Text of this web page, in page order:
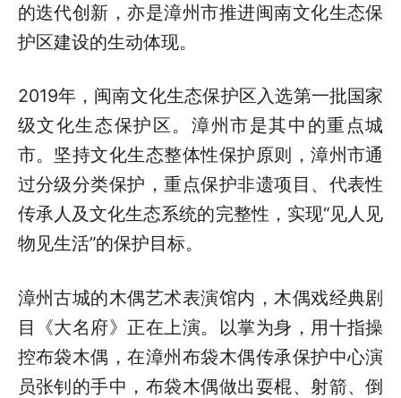
的迭代创新，亦是漳州市推进闽南文化生态保
护区建设的生动体现。
2019年，闽南文化生态保护区入选第一批国家
级文化生态保护区。漳州市是其中的重点城
市。坚持文化生态整体性保护原则，漳州市通
过分级分类保护，重点保护非遗项目、代表性
传承人及文化生态系统的完整性，实现“见人见
物见生活”的保护目标。
漳州古城的木偶艺术表演馆内，木偶戏经典剧
目《大名府》正在上演。以掌为身，用十指操
控布袋木偶，在漳州布袋木偶传承保护中心演
员张钊的手中，布袋木偶做出耍棍、射箭、倒